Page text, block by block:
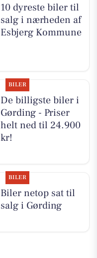
10 dyreste biler til
salg i nærheden af
Esbjerg Kommune
BILER
De billigste biler i
Gørding - Priser
helt ned til 24.900
kr!
BILER
Biler netop sat til
salg i Gørding